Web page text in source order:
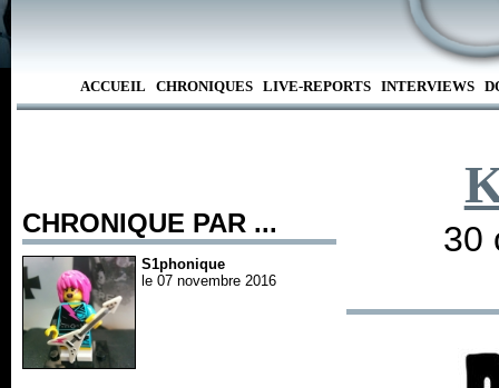
ACCUEIL CHRONIQUES LIVE-REPORTS INTERVIEWS
CHRONIQUE PAR ...
S1phonique
le 07 novembre 2016
30